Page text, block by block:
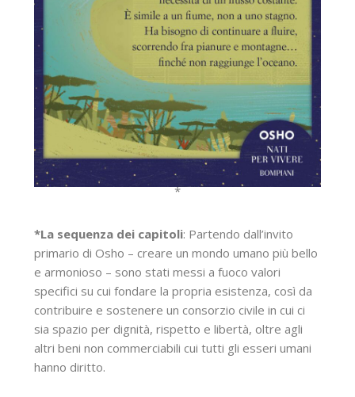
*
*La sequenza dei capitoli: Partendo dall’invito
primario di Osho – creare un mondo umano più bello
e armonioso – sono stati messi a fuoco valori
specifici su cui fondare la propria esistenza, così da
contribuire e sostenere un consorzio civile in cui ci
sia spazio per dignità, rispetto e libertà, oltre agli
altri beni non commerciabili cui tutti gli esseri umani
hanno diritto.